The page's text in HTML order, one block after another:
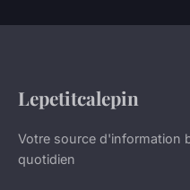
Lepetitcalepin
Votre source d'information
quotidien